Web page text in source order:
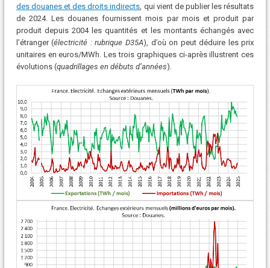
des douanes et des droits indirects, qui vient de publier les résultats
de 2024. Les douanes fournissent mois par mois et produit par
produit depuis 2004 les quantités et les montants échangés avec
l’étranger (électricité : rubrique D35A), d’où on peut déduire les prix
unitaires en euros/MWh. Les trois graphiques ci-après illustrent ces
évolutions (quadrillages en débuts d’années).